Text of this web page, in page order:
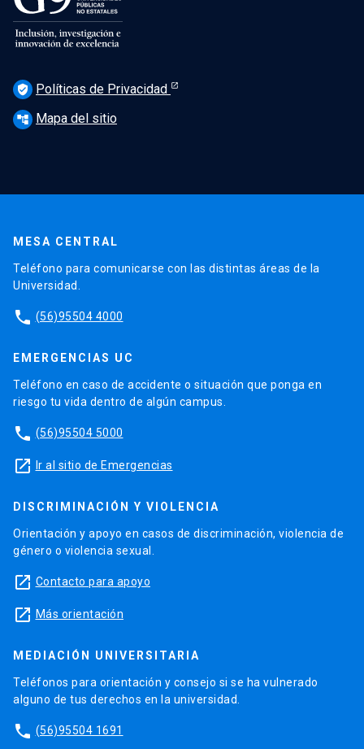
verified_user Políticas de Privacidad
account_tree Mapa del sitio
MESA CENTRAL
Teléfono para comunicarse con las distintas áreas de la
Universidad.
phone (56)95504 4000
EMERGENCIAS UC
Teléfono en caso de accidente o situación que ponga en
riesgo tu vida dentro de algún campus.
phone (56)95504 5000
launch Ir al sitio de Emergencias
DISCRIMINACIÓN Y VIOLENCIA
Orientación y apoyo en casos de discriminación, violencia de
género o violencia sexual.
launch Contacto para apoyo
launch Más orientación
MEDIACIÓN UNIVERSITARIA
Teléfonos para orientación y consejo si se ha vulnerado
alguno de tus derechos en la universidad.
phone (56)95504 1691